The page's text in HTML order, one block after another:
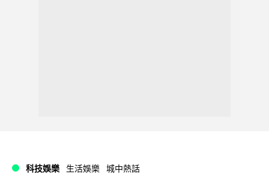
科技娛樂 生活娛樂 城中熱話